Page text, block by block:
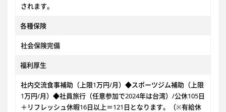
されます。
各種保険
社会保険完備
福利厚生
社内交流食事補助（上限1万円/月）◆スポーツジム補助（上限
1万円/月）◆社員旅行（任意参加で2024年は台湾）/公休105日
＋リフレッシュ休暇16日以上＝121日となります。（※有給休